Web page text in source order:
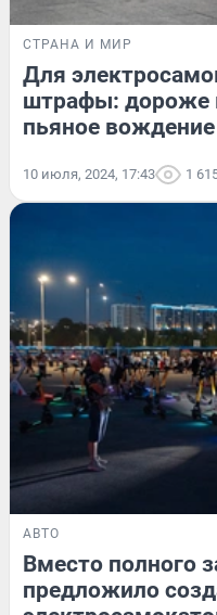
СТРАНА И МИР
Для
штрафы: дороже
пьяное вождение
10 июля, 2024, 17:43 1
АВТО
Вместо полного
предложило